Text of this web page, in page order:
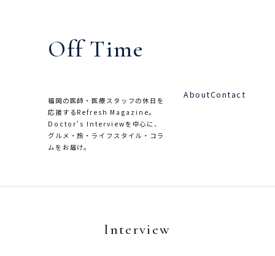
Off Time
福岡の医師・医療スタッフの休日を
応援するRefresh Magazine。
Doctor's Interviewを中心に、
グルメ・旅・ライフスタイル・コラ
ムをお届け。
AboutContact
Interview